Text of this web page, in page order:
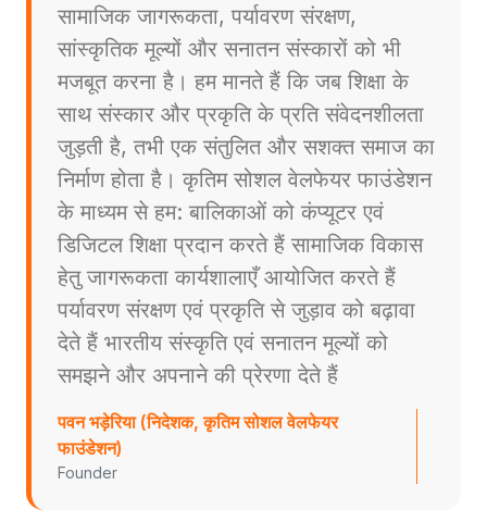
सामाजिक जागरूकता, पर्यावरण संरक्षण,
सांस्कृतिक मूल्यों और सनातन संस्कारों को भी
मजबूत करना है। हम मानते हैं कि जब शिक्षा के
साथ संस्कार और प्रकृति के प्रति संवेदनशीलता
जुड़ती है, तभी एक संतुलित और सशक्त समाज का
निर्माण होता है। कृतिम सोशल वेलफेयर फाउंडेशन
के माध्यम से हम: बालिकाओं को कंप्यूटर एवं
डिजिटल शिक्षा प्रदान करते हैं सामाजिक विकास
हेतु जागरूकता कार्यशालाएँ आयोजित करते हैं
पर्यावरण संरक्षण एवं प्रकृति से जुड़ाव को बढ़ावा
देते हैं भारतीय संस्कृति एवं सनातन मूल्यों को
समझने और अपनाने की प्रेरणा देते हैं
पवन भड़ेरिया (निदेशक, कृतिम सोशल वेलफेयर
फाउंडेशन)
Founder